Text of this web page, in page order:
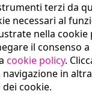
terzi da
necessari al
nella cookie
il consenso
cookie policy.
in
dei cookie.